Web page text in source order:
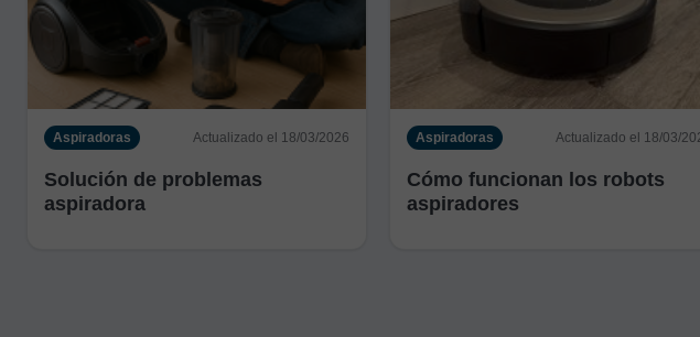
Aspiradoras Actualizado el 18/03/2026
Solución de problemas
aspiradora
Aspiradoras Actualizado el 18/03/
Cómo funcionan los robots
aspiradores